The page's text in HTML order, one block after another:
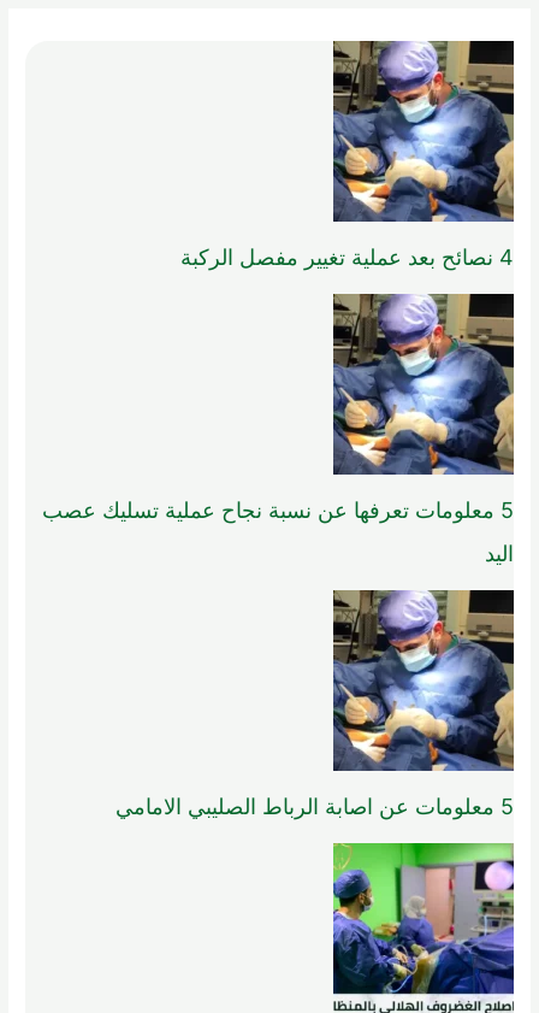
4 نصائح بعد عملية تغيير مفصل الركبة
5 معلومات تعرفها عن نسبة نجاح عملية تسليك عصب
اليد
5 معلومات عن اصابة الرباط الصليبي الامامي